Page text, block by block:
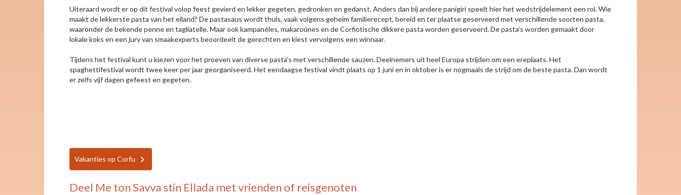
Uiteraard wordt er op dit festival volop feest gevierd en lekker gegeten, gedronken en gedanst. Anders dan bij andere panigiri speelt hier het wedstrijdelement een rol. Wie
maakt de lekkerste pasta van het eiland? De pastasaus wordt thuis, vaak volgens geheim familierecept, bereid en ter plaatse geserveerd met verschillende soorten pasta,
waaronder de bekende penne en tagliatelle. Maar ook kampanéles, makaroúnes en de Corfiotische dikkere pasta worden geserveerd. De pasta’s worden gemaakt door
lokale koks en een jury van smaakexperts beoordeelt de gerechten en kiest vervolgens een winnaar.
Tijdens het festival kunt u kiezen voor het proeven van diverse pasta’s met verschillende sauzen. Deelnemers uit heel Europa strijden om een ereplaats. Het
spaghettifestival wordt twee keer per jaar georganiseerd. Het eendaagse festival vindt plaats op 1 juni en in oktober is er nogmaals de strijd om de beste pasta. Dan wordt
er zelfs vijf dagen gefeest en gegeten.
Vakanties op Corfu
Deel Me ton Savva stin Ellada met vrienden of reisgenoten